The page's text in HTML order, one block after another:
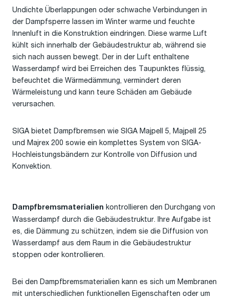
Undichte Überlappungen oder schwache Verbindungen in
der Dampfsperre lassen im Winter warme und feuchte
Innenluft in die Konstruktion eindringen. Diese warme Luft
kühlt sich innerhalb der Gebäudestruktur ab, während sie
sich nach aussen bewegt. Der in der Luft enthaltene
Wasserdampf wird bei Erreichen des Taupunktes flüssig,
befeuchtet die Wärmedämmung, vermindert deren
Wärmeleistung und kann teure Schäden am Gebäude
verursachen.
SIGA bietet Dampfbremsen wie SIGA Majpell 5, Majpell 25
und Majrex 200 sowie ein komplettes System von SIGA-
Hochleistungsbändern zur Kontrolle von Diffusion und
Konvektion.
Dampfbremsmaterialien kontrollieren den Durchgang von
Wasserdampf durch die Gebäudestruktur. Ihre Aufgabe ist
es, die Dämmung zu schützen, indem sie die Diffusion von
Wasserdampf aus dem Raum in die Gebäudestruktur
stoppen oder kontrollieren.
Bei den Dampfbremsmaterialien kann es sich um Membranen
mit unterschiedlichen funktionellen Eigenschaften oder um